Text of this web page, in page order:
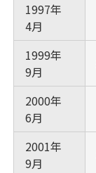
1997年
4月
1999年
9月
2000年
6月
2001年
9月